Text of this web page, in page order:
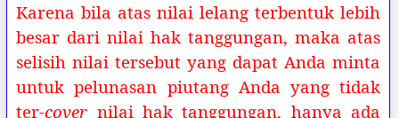
Karena bila atas nilai lelang terbentuk lebih
besar dari nilai hak tanggungan, maka atas
selisih nilai tersebut yang dapat Anda minta
untuk pelunasan piutang Anda yang tidak
ter-cover nilai hak tanggungan, hanya ada